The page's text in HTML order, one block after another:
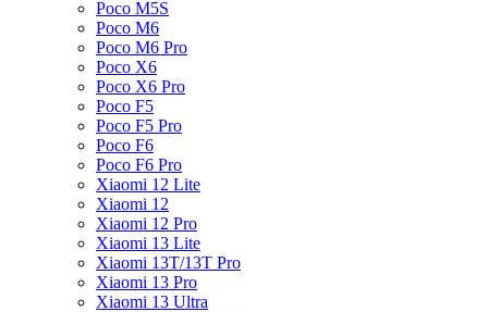
Poco M5S
Poco M6
Poco M6 Pro
Poco X6
Poco X6 Pro
Poco F5
Poco F5 Pro
Poco F6
Poco F6 Pro
Xiaomi 12 Lite
Xiaomi 12
Xiaomi 12 Pro
Xiaomi 13 Lite
Xiaomi 13T/13T Pro
Xiaomi 13 Pro
Xiaomi 13 Ultra